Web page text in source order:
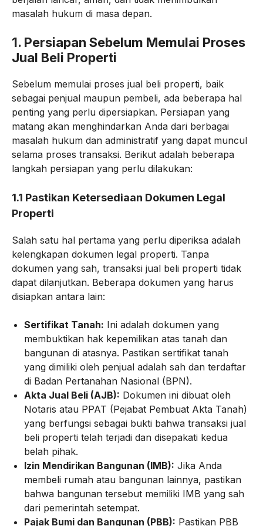
masalah hukum di masa depan.
1. Persiapan Sebelum Memulai Proses
Jual Beli Properti
Sebelum memulai proses jual beli properti, baik
sebagai penjual maupun pembeli, ada beberapa hal
penting yang perlu dipersiapkan. Persiapan yang
matang akan menghindarkan Anda dari berbagai
masalah hukum dan administratif yang dapat muncul
selama proses transaksi. Berikut adalah beberapa
langkah persiapan yang perlu dilakukan:
1.1 Pastikan Ketersediaan Dokumen Legal
Properti
Salah satu hal pertama yang perlu diperiksa adalah
kelengkapan dokumen legal properti. Tanpa
dokumen yang sah, transaksi jual beli properti tidak
dapat dilanjutkan. Beberapa dokumen yang harus
disiapkan antara lain:
Sertifikat Tanah: Ini adalah dokumen yang
membuktikan hak kepemilikan atas tanah dan
bangunan di atasnya. Pastikan sertifikat tanah
yang dimiliki oleh penjual adalah sah dan terdaftar
di Badan Pertanahan Nasional (BPN).
Akta Jual Beli (AJB): Dokumen ini dibuat oleh
Notaris atau PPAT (Pejabat Pembuat Akta Tanah)
yang berfungsi sebagai bukti bahwa transaksi jual
beli properti telah terjadi dan disepakati kedua
belah pihak.
Izin Mendirikan Bangunan (IMB): Jika Anda
membeli rumah atau bangunan lainnya, pastikan
bahwa bangunan tersebut memiliki IMB yang sah
dari pemerintah setempat.
Pajak Bumi dan Bangunan (PBB): Pastikan PBB